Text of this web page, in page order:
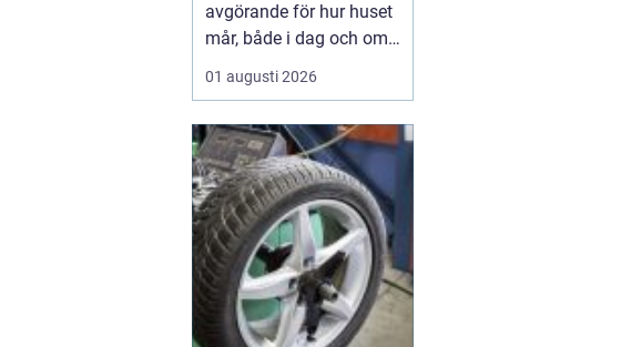
avgörande för hur huset
mår, både i dag och om
tjugo år. I Katrineholm
märks varje årstid
regniga höstar och heta
sommardagar sliter hårt
på...
01 augusti 2026